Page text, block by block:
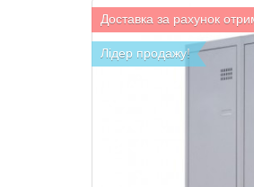
Доставка за рахунок
Лідер продажу!